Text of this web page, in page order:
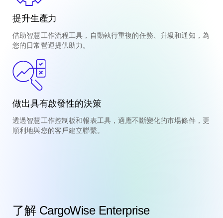
提升生產力
借助智慧工作流程工具，自動執行重複的任務、升級和通知，為
您的日常營運提供助力。
做出具有啟發性的決策
透過智慧工作控制板和報表工具，適應不斷變化的市場條件，更
順利地與您的客戶建立聯繫。
了解 CargoWise Enterprise